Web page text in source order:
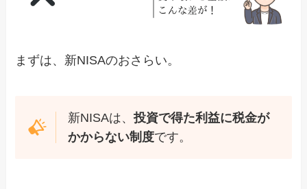
まずは、新NISAのおさらい。
新NISAは、 投資で得た利益に税金が
かからない制度です。